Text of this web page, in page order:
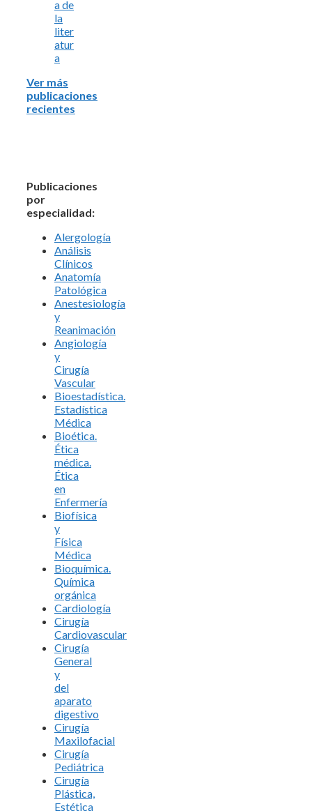
a de
la
liter
atur
a
Ver más
publicaciones
recientes
Publicaciones
por
especialidad:
Alergología
Análisis
Clínicos
Anatomía
Patológica
Anestesiología
y
Reanimación
Angiología
y
Cirugía
Vascular
Bioestadística.
Estadística
Médica
Bioética.
Ética
médica.
Ética
en
Enfermería
Biofísica
y
Física
Médica
Bioquímica.
Química
orgánica
Cardiología
Cirugía
Cardiovascular
Cirugía
General
y
del
aparato
digestivo
Cirugía
Maxilofacial
Cirugía
Pediátrica
Cirugía
Plástica,
Estética